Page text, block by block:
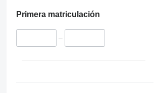
Primera matriculación
–